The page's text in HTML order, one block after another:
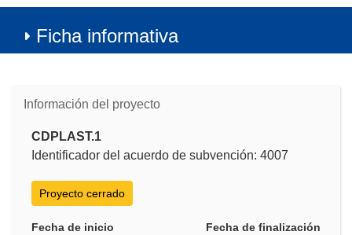
Ficha informativa
Información del proyecto
CDPLAST.1
Identificador del acuerdo de subvención: 4007
Proyecto cerrado
Fecha de inicio
Fecha de finalización